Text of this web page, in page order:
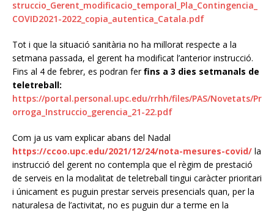
struccio_Gerent_modificacio_temporal_Pla_Contingencia_
COVID2021-2022_copia_autentica_Catala.pdf
Tot i que la situació sanitària no ha millorat respecte a la
setmana passada, el gerent ha modificat l’anterior instrucció.
Fins al 4 de febrer, es podran ferfins a 3 dies setmanals de
teletreball:
https://portal.personal.upc.edu/rrhh/files/PAS/Novetats/Pr
orroga_Instruccio_gerencia_21-22.pdf
Com ja us vam explicar abans del Nadal
https://ccoo.upc.edu/2021/12/24/nota-mesures-covid/ la
instrucció del gerent no contempla que el règim de prestació
de serveis en la modalitat de teletreball tingui caràcter prioritari
i únicament es puguin prestar serveis presencials quan, per la
naturalesa de l’activitat, no es puguin dur a terme en la